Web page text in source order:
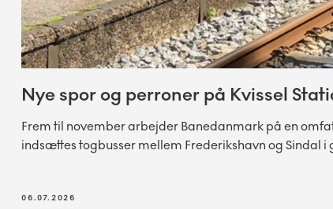
Nye spor og perroner på Kvissel
Frem til november arbejder Banedanmark på en
indsættes togbusser mellem Frederikshavn og Sindal i
06.07.2026